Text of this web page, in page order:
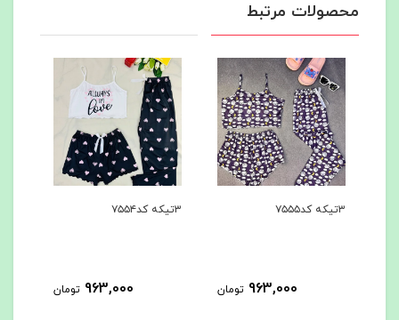
محصولات مرتبط
963,000 تومان 963,000 تومان